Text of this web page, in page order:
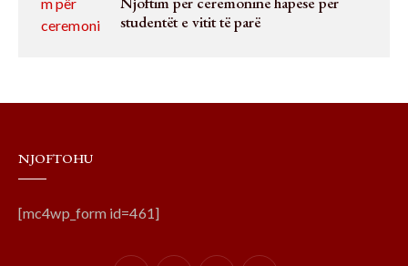
studentët e vitit të parë
NJOFTOHU
[mc4wp_form id=461]